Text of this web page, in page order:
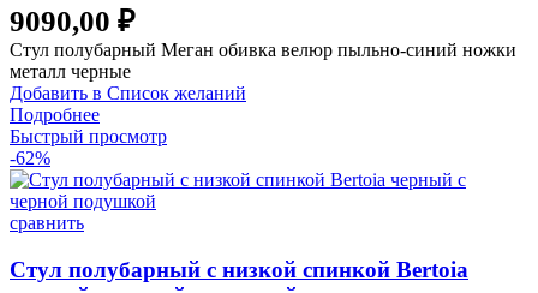
9090,00 ₽
Стул полубарный Меган обивка велюр пыльно-синий ножки
металл черные
Добавить в Список желаний
Подробнее
Быстрый просмотр
-62%
сравнить
Стул полубарный с низкой спинкой Bertoia